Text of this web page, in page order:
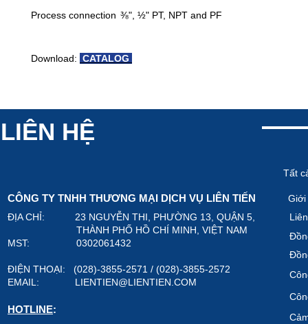
Process connection ⅜", ½" PT, NPT and PF
Download: CATALOG
LIÊN HỆ
CÔNG TY TNHH THƯƠNG MẠI DỊCH VỤ LIÊN TIẾN
ĐỊA CHỈ: 23 NGUYỄN THI, PHƯỜNG 13, QUẬN 5,
THÀNH PHỐ HỒ CHÍ MINH, VIỆT NAM
MST: 0302061432
ĐIỆN THOẠI: (028)-3855-2571 / (028)-3855-2572
EMAIL: LIENTIEN@LIENTIEN.COM
HOTLINE:
Tất
Giới